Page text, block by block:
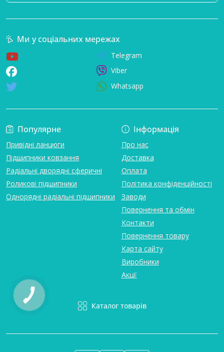
Популярне
Привідні ланцюги
Підшипники ковзання
Радіальні дворядні сферичні
Роликові підшипники
Однорядні радіальні підшипники
Інформація
Про нас
Доставка
Оплата
Політика конфіденційності
Заводи
Повернення та обмін
Контакти
Повернення товару
Карта сайту
Виробники
Акції
Каталог товарів
Ми у соціальних мережах
Telegram
Viber
Whatsapp